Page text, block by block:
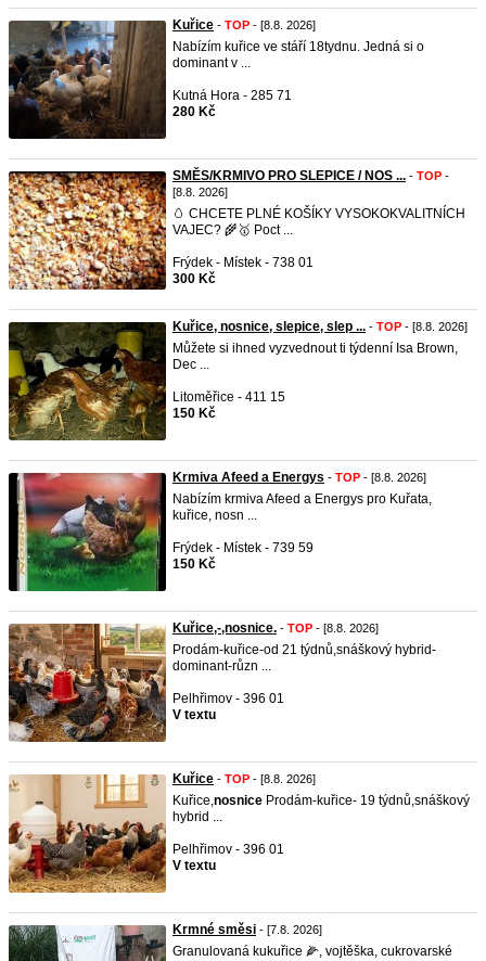
Kuřice - TOP - [8.8. 2026]
Nabízím kuřice ve stáří 18tydnu. Jedná si o
dominant v ...
Kutná Hora - 285 71
280 Kč
​SMĚS/KRMIVO PRO SLEPICE / NOS ... - TOP -
[8.8. 2026]
🥚 CHCETE PLNÉ KOŠÍKY VYSOKOKVALITNÍCH
VAJEC? 🌾 ​🥇 Poct ...
Frýdek - Místek - 738 01
300 Kč
Kuřice, nosnice, slepice, slep ... - TOP - [8.8. 2026]
Můžete si ihned vyzvednout ti týdenní Isa Brown,
Dec ...
Litoměřice - 411 15
150 Kč
Krmiva Afeed a Energys - TOP - [8.8. 2026]
Nabízím krmiva Afeed a Energys pro Kuřata,
kuřice, nosn ...
Frýdek - Místek - 739 59
150 Kč
Kuřice,-,nosnice. - TOP - [8.8. 2026]
Prodám-kuřice-od 21 týdnů,snáškový hybrid-
dominant-různ ...
Pelhřimov - 396 01
V textu
Kuřice - TOP - [8.8. 2026]
Kuřice,nosnice Prodám-kuřice- 19 týdnů,snáškový
hybrid ...
Pelhřimov - 396 01
V textu
Krmné směsi - [7.8. 2026]
Granulovaná kukuřice 🌽, vojtěška, cukrovarské